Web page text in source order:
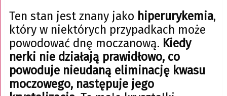
Ten stan jest znany jako hiperurykemia,
który w niektórych przypadkach może
powodować dnę moczanową. Kiedy
nerki nie działają prawidłowo, co
powoduje nieudaną eliminację kwasu
moczowego, następuje jego